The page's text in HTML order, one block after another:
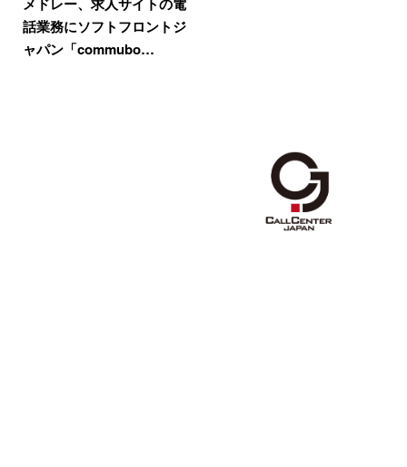
話業務にソフトフロントジ
ャパン「commubo…